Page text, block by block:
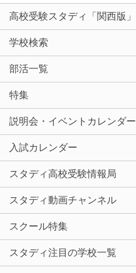
高校受験スタディ「関西版」
学校検索
部活一覧
特集
説明会・イベントカレンダー
入試カレンダー
スタディ高校受験情報局
スタディ動画チャンネル
スクール特集
スタディ注目の学校一覧